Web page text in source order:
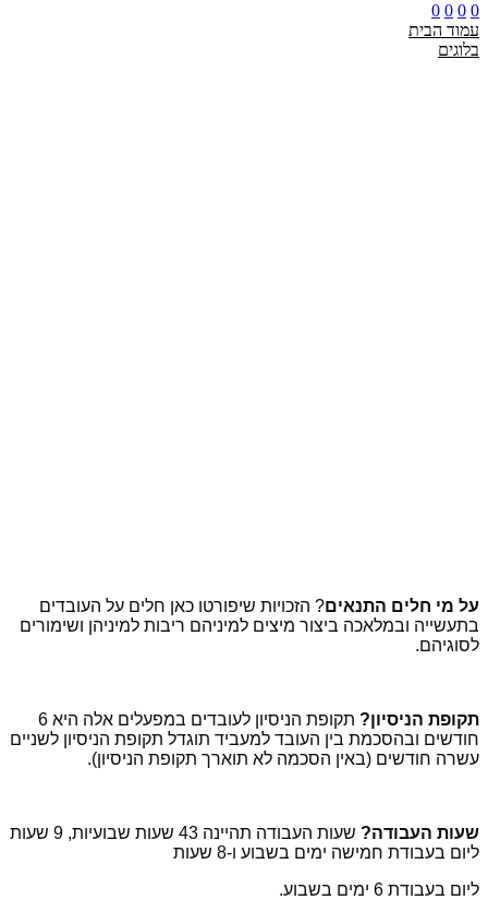
0
0
0
0
עמוד הבית
בלוגים
על מי חלים התנאים? הזכויות שיפורטו כאן חלים על העובדים
בתעשייה ובמלאכה ביצור מיצים למיניהם ריבות למיניהן ושימורים
לסוגיהם.
תקופת הניסיון?
תקופת הניסיון לעובדים במפעלים אלה היא 6
חודשים ובהסכמת בין העובד למעביד תוגדל תקופת הניסיון לשניים
עשרה חודשים (באין הסכמה לא תוארך תקופת הניסיון).
שעות העבודה?
שעות העבודה תהיינה 43 שעות שבועיות, 9 שעות
ליום בעבודת חמישה ימים בשבוע ו-8 שעות
ליום בעבודת 6 ימים בשבוע.